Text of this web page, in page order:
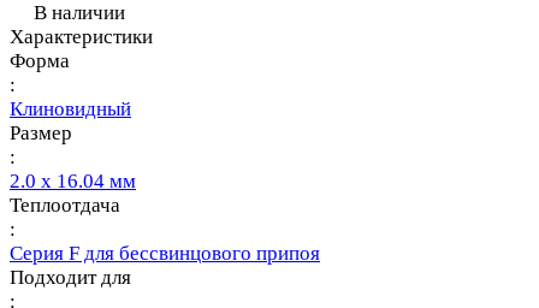
В наличии
Характеристики
Форма
:
Клиновидный
Размер
:
2.0 х 16.04 мм
Теплоотдача
:
Серия F для бессвинцового припоя
Подходит для
: